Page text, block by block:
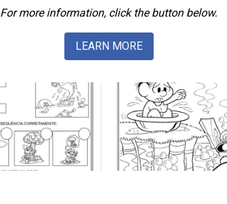
For more information, click the button below.
LEARN MORE